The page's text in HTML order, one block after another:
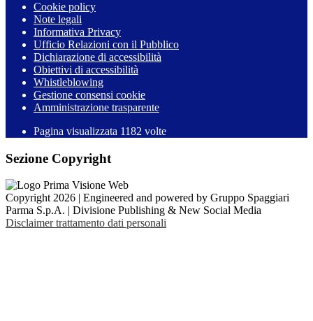
Cookie policy
Note legali
Informativa Privacy
Ufficio Relazioni con il Pubblico
Dichiarazione di accessibilità
Obiettivi di accessibilità
Whistleblowing
Gestione consensi cookie
Amministrazione trasparente
Pagina visualizzata 1182 volte
Sezione Copyright
Copyright 2026 | Engineered and powered by Gruppo Spaggiari
Parma S.p.A. | Divisione Publishing & New Social Media
Disclaimer trattamento dati personali